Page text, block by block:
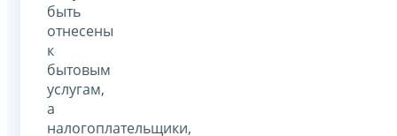
быть
отнесены
к
бытовым
услугам,
а
налогоплательщики,